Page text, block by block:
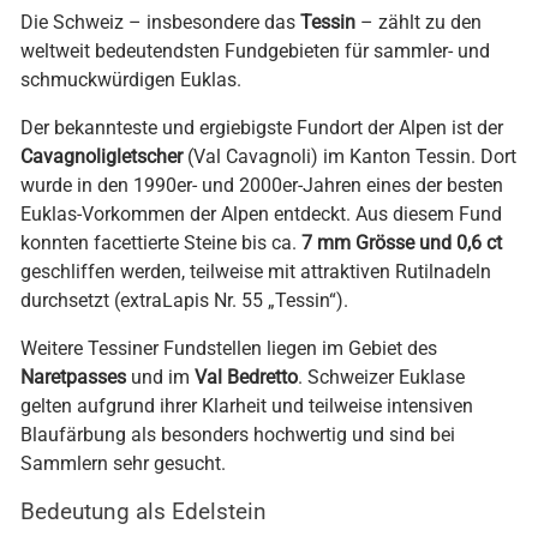
Die Schweiz – insbesondere das Tessin – zählt zu den
weltweit bedeutendsten Fundgebieten für sammler- und
schmuckwürdigen Euklas.
Der bekannteste und ergiebigste Fundort der Alpen ist der
Cavagnoligletscher(Val Cavagnoli) im Kanton Tessin. Dort
wurde in den 1990er- und 2000er-Jahren eines der besten
Euklas-Vorkommen der Alpen entdeckt. Aus diesem Fund
konnten facettierte Steine bis ca. 7 mm Grösse und 0,6 ct
geschliffen werden, teilweise mit attraktiven Rutilnadeln
durchsetzt (extraLapis Nr. 55 „Tessin“).
Weitere Tessiner Fundstellen liegen im Gebiet des
Naretpasses und im Val Bedretto. Schweizer Euklase
gelten aufgrund ihrer Klarheit und teilweise intensiven
Blaufärbung als besonders hochwertig und sind bei
Sammlern sehr gesucht.
Bedeutung als Edelstein